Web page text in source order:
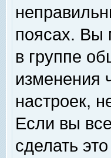
поясах. Вы
в группе
изменения
настроек,
Если вы
сделать